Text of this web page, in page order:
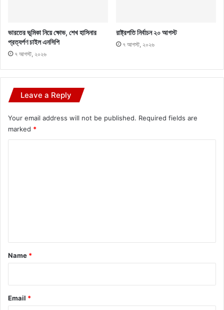
ভারতের ভূমিকা নিয়ে ক্ষোভ, শেখ হাসিনার
প্রত্যর্পণ চাইল এনসিপি
৭ আগস্ট, ২০২৬
রাষ্ট্রপতি নির্বাচন ২০ আগস্ট
৭ আগস্ট, ২০২৬
Leave a Reply
Your email address will not be published. Required fields are
marked *
*
Name *
Email *